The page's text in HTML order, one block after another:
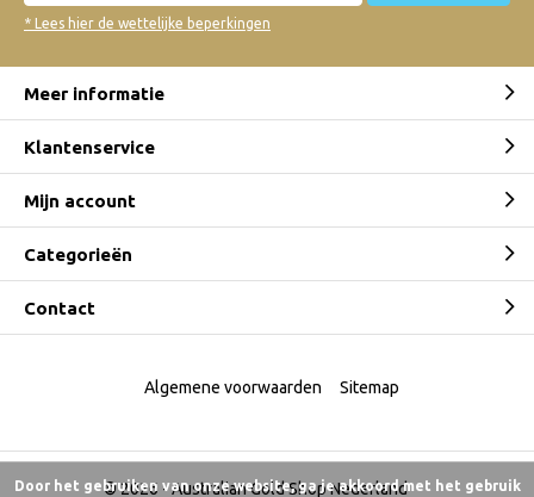
* Lees hier de wettelijke beperkingen
Meer informatie
Klantenservice
Mijn account
Categorieën
Contact
© 2026 -Australian Gold Shop Nederland
Algemene voorwaarden Sitemap
Door het gebruiken van onze website, ga je akkoord met het gebruik